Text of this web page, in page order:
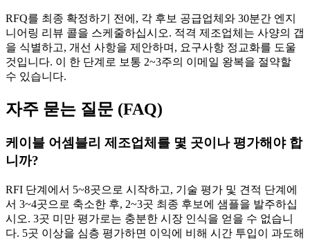
RFQ를 최종 확정하기 전에, 각 후보 공급업체와 30분간 엔지
니어링 리뷰 콜을 스케줄하십시오. 적격 제조업체는 사양의 갭
을 식별하고, 개선 사항을 제안하며, 요구사항 정교화를 도울
것입니다. 이 한 단계로 보통 2~3주의 이메일 왕복을 절약할
수 있습니다.
자주 묻는 질문 (FAQ)
케이블 어셈블리 제조업체를 몇 곳이나 평가해야 합
니까?
RFI 단계에서 5~8곳으로 시작하고, 기술 평가 및 견적 단계에
서 3~4곳으로 축소한 후, 2~3곳 최종 후보에 샘플을 발주하십
시오. 3곳 미만 평가로는 충분한 시장 인식을 얻을 수 없습니
다. 5곳 이상을 심층 평가하면 이익에 비해 시간 투입이 과도해